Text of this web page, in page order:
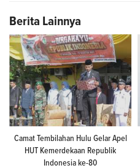
Berita Lainnya
Camat Tembilahan Hulu Gelar Apel
HUT Kemerdekaan Republik
Indonesia ke-80